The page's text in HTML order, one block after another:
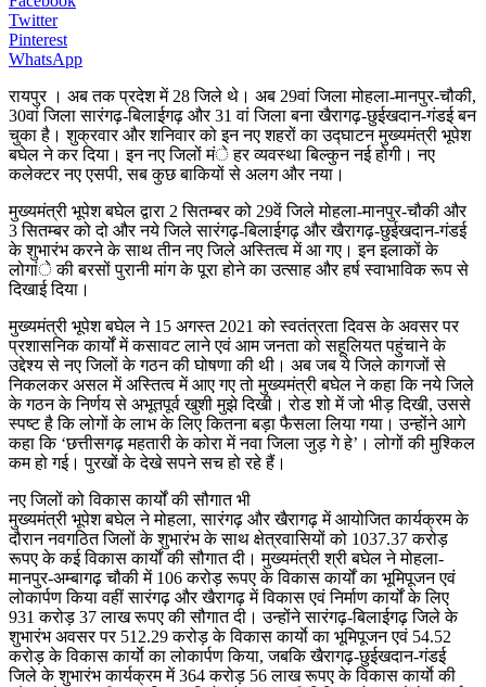
Twitter
Pinterest
WhatsApp
रायपुर । अब तक प्रदेश में 28 जिले थे। अब 29वां जिला मोहला-मानपुर-चौकी,
30वां जिला सारंगढ़-बिलाईगढ़ और 31 वां जिला बना खैरागढ़-छुईखदान-गंडई बन
चुका है। शुक्रवार और शनिवार को इन नए शहरों का उद्घाटन मुख्यमंत्री भूपेश
बघेल ने कर दिया। इन नए जिलों मंे हर व्यवस्था बिल्कुन नई होगी। नए
कलेक्टर नए एसपी, सब कुछ बाकियों से अलग और नया।
मुख्यमंत्री भूपेश बघेल द्वारा 2 सितम्बर को 29वें जिले मोहला-मानपुर-चौकी और
3 सितम्बर को दो और नये जिले सारंगढ़-बिलाईगढ़ और खैरागढ़-छुईखदान-गंडई
के शुभारंभ करने के साथ तीन नए जिले अस्तित्व में आ गए। इन इलाकों के
लोगांे की बरसों पुरानी मांग के पूरा होने का उत्साह और हर्ष स्वाभाविक रूप से
दिखाई दिया।
मुख्यमंत्री भूपेश बघेल ने 15 अगस्त 2021 को स्वतंत्रता दिवस के अवसर पर
प्रशासनिक कार्यों में कसावट लाने एवं आम जनता को सहूलियत पहुंचाने के
उद्देश्य से नए जिलों के गठन की घोषणा की थी। अब जब ये जिले कागजों से
निकलकर असल में अस्तित्व में आए गए तो मुख्यमंत्री बघेल ने कहा कि नये जिले
के गठन के निर्णय से अभूतपूर्व खुशी मुझे दिखी। रोड शो में जो भीड़ दिखी, उससे
स्पष्ट है कि लोगों के लाभ के लिए कितना बड़ा फैसला लिया गया। उन्होंने आगे
कहा कि ‘छत्तीसगढ़ महतारी के कोरा में नवा जिला जुड़ गे हे’। लोगों की मुश्किल
कम हो गई। पुरखों के देखे सपने सच हो रहे हैं।
नए जिलों को विकास कार्यों की सौगात भी
मुख्यमंत्री भूपेश बघेल ने मोहला, सारंगढ़ और खैरागढ़ में आयोजित कार्यक्रम के
दौरान नवगठित जिलों के शुभारंभ के साथ क्षेत्रवासियों को 1037.37 करोड़
रूपए के कई विकास कार्याें की सौगात दी। मुख्यमंत्री श्री बघेल ने मोहला-
मानपुर-अम्बागढ़ चौकी में 106 करोड़ रूपए के विकास कार्यों का भूमिपूजन एवं
लोकार्पण किया वहीं सारंगढ़ और खैरागढ़ में विकास एवं निर्माण कार्यों के लिए
931 करोड़ 37 लाख रूपए की सौगात दी। उन्होंने सारंगढ़-बिलाईगढ़ जिले के
शुभारंभ अवसर पर 512.29 करोड़ के विकास कार्याे का भूमिपूजन एवं 54.52
करोड़ के विकास कार्याे का लोकार्पण किया, जबकि खैरागढ़-छुईखदान-गंडई
जिले के शुभारंभ कार्यक्रम में 364 करोड़ 56 लाख रूपए के विकास कार्याे की